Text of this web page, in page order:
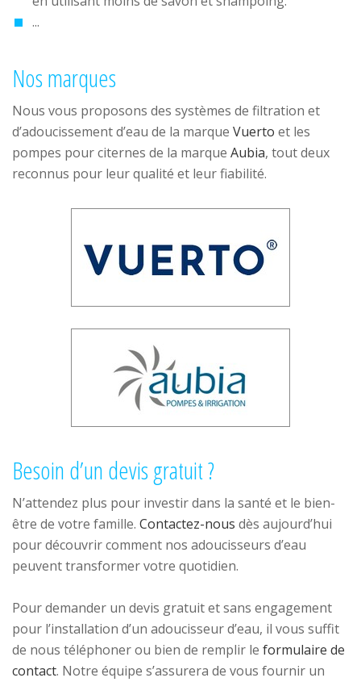
...
Nos marques
Nous vous proposons des systèmes de filtration et
d’adoucissement d’eau de la marque Vuerto et les
pompes pour citernes de la marque Aubia, tout deux
reconnus pour leur qualité et leur fiabilité.
Besoin d’un devis gratuit ?
N’attendez plus pour investir dans la santé et le bien-
être de votre famille. Contactez-nous dès aujourd’hui
pour découvrir comment nos adoucisseurs d’eau
peuvent transformer votre quotidien.
Pour demander un devis gratuit et sans engagement
pour l’installation d’un adoucisseur d’eau, il vous suffit
de nous téléphoner ou bien de remplir le formulaire de
contact. Notre équipe s’assurera de vous fournir un